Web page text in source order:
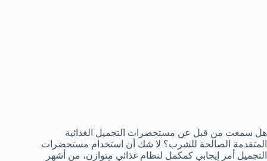
هل سمعت من قبل عن مستحضرات التجميل الغذائية
المتقدمة الصالحة للشرب؟ لا شك أن استخدام مستحضرات
التجميل أمر إيجابي كمكمل لنظام غذائي متوازن، من أشهر